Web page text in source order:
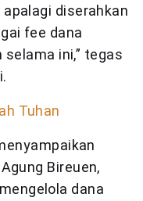
diserahkan
fee dana
ini,” tegas
Tuhan
Bireuen,
dana